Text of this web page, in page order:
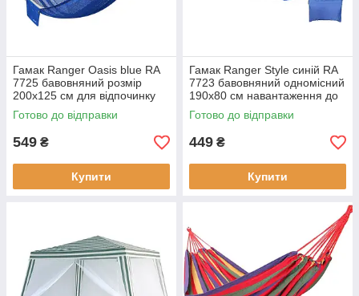
Гамак Ranger Oasis blue RA
7725 бавовняний розмір
200х125 см для відпочинку
на природі максимальне
навантаження 120 кг
Готово до відправки
549 ₴
Купити
Гамак Ranger Style синій RA
7723 бавовняний одномісний
190x80 см навантаження до
120 кг легкий та компактний
для відпочинку на пр
Готово до відправки
449 ₴
Купити